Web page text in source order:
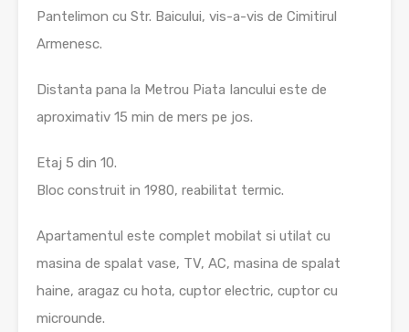
Pantelimon cu Str. Baicului, vis-a-vis de Cimitirul
Armenesc.
Distanta pana la Metrou Piata Iancului este de
aproximativ 15 min de mers pe jos.
Etaj 5 din 10.
Bloc construit in 1980, reabilitat termic.
Apartamentul este complet mobilat si utilat cu
masina de spalat vase, TV, AC, masina de spalat
haine, aragaz cu hota, cuptor electric, cuptor cu
microunde.